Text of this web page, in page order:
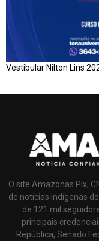
Vestibular Nilton Lins
O site Amazonas Pix,
de notícias indígenas
de 121 mil
principais
República, Senado